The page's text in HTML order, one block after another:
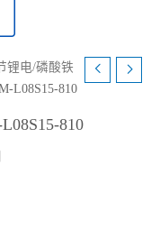
锂电/磷酸铁
L08S15-810
810